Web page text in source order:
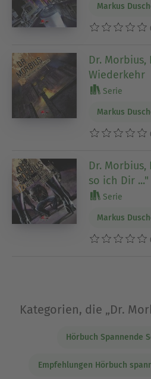
Markus
Dr.
Wiederkehr
Serie
Markus
Dr. Morbius,
so ich Dir ..."
Serie
Markus
Kategorien, die „Dr.
Hörbuch Spannende
Empfehlungen Hörbuch